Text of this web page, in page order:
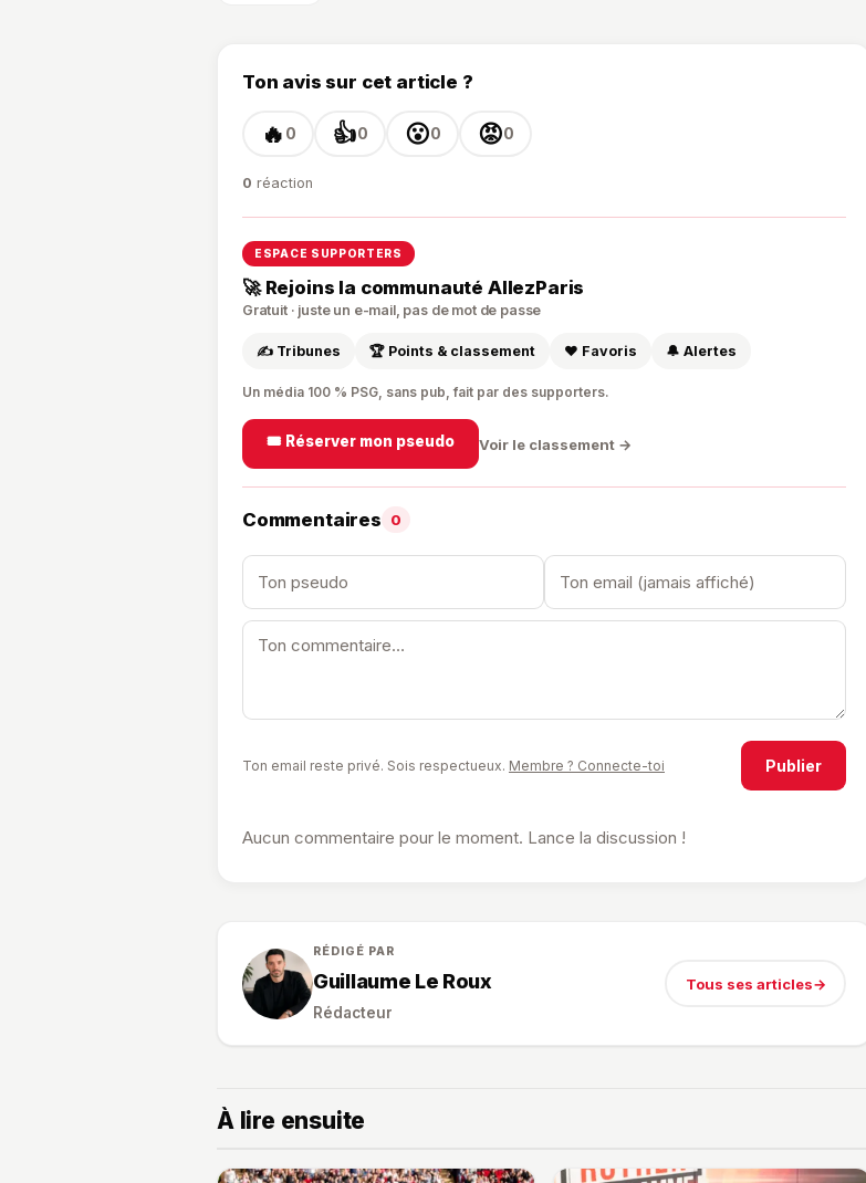
Ton avis sur cet article ?
🔥 0 👍0 😮0 😡0
0 réaction
ESPACE SUPPORTERS
🚀 Rejoins la communauté AllezParis
Gratuit · juste un e-mail, pas de mot de passe
✍️ Tribunes 🏆 Points & classement ❤️ Favoris 🔔 Alertes
Un média 100 % PSG, sans pub, fait par des supporters.
🎟️ Réserver mon pseudo Voir le classement →
Commentaires 0
Ton email reste privé. Sois respectueux. Membre ? Connecte-toi Publier
Aucun commentaire pour le moment. Lance la discussion !
RÉDIGÉ PAR
Guillaume Le Roux
Rédacteur
Tous ses articles→
À lire ensuite